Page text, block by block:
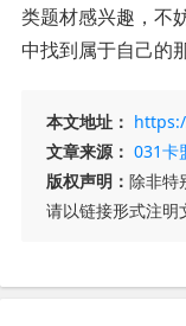
类题材感兴趣，不
中找到属于自己的
本文地址：
文章来源： 031卡
版权声明： 除非特
请以链接形式注明